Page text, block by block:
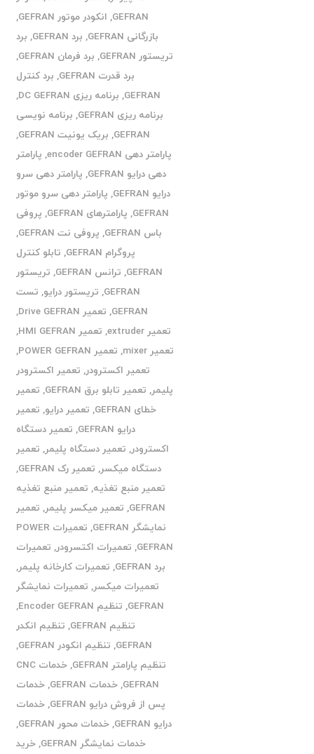
GEFRAN
, انکودر موتور GEFRAN
,
بازرگانی GEFRAN
, برد GEFRAN , برد
تریستور GEFRAN
, برد فرمان GEFRAN
,
برد قدرت GEFRAN
, برد کنترل
GEFRAN
, برنامه ریزی DC GEFRAN
,
برنامه ریزی GEFRAN
, برنامه نویسی
GEFRAN
, بریک یونیت GEFRAN
,
پارامتر دهی encoder GEFRAN
, پارامتر
دهی درایو GEFRAN
, پارامتر دهی سرو
درایو GEFRAN
, پارامتر دهی سرو موتور
GEFRAN
, پارامترهای GEFRAN , پروفی
باس GEFRAN
, پروفی نت GEFRAN
,
پروگرام GEFRAN
, تابلو کنترل
GEFRAN
, ترانس GEFRAN , تریستور
GEFRAN
, تریستور درایو, تست
GEFRAN
, تعمیر Drive GEFRAN
,
تعمیر extruder
, تعمیر HMI GEFRAN
,
تعمیر mixer
, تعمیر POWER GEFRAN
,
تعمیر اکسترودر, تعمیر اکسترودر
پلیمر, تعمیر تابلو برق GEFRAN , تعمیر
خطای GEFRAN
, تعمیر درایو, تعمیر
درایو GEFRAN
, تعمیر دستگاه
اکسترودر, تعمیر دستگاه پلیمر, تعمیر
دستگاه میکسر, تعمیر رک GEFRAN
,
تعمیر منبع تغذیه, تعمیر منبع تغذیه
GEFRAN
, تعمیر میکسر پلیمر, تعمیر
نمایشگر GEFRAN
,
تعمیرات POWER
GEFRAN
, تعمیرات اکتسرودر, تعمیرات
برد GEFRAN
, تعمیرات کارخانه پلیمر,
تعمیرات میکسر, تعمیرات نمایشگر
GEFRAN
, تنظیم Encoder GEFRAN
,
تنظیم GEFRAN
, تنظیم انکدر
GEFRAN
, تنظیم انکودر GEFRAN
,
تنظیم پارامتر GEFRAN
,
خدمات CNC
GEFRAN
,خدمات GEFRAN ,خدمات
پس از فروش درایو GEFRAN
,خدمات
درایو GEFRAN
,خدمات محور GEFRAN
,
خدمات نمایشگر GEFRAN
,خرید